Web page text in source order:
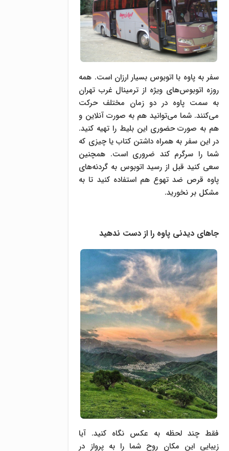
سفر به پاوه با اتوبوس بسیار ارزان است. همه
روزه اتوبوس‌های ویژه از ترمینال غرب تهران
به سمت پاوه در دو زمان مختلف حرکت
می‌کنند. شما می‌توانید هم به صورت آنلاین و
هم به صورت حضوری این بلیط را تهیه کنید.
در این سفر به همراه داشتن کتاب یا چیزی که
شما را سرگرم کند ضروری است. همچنین
سعی کنید قبل از رسید اتوبوس به گردنه‌های
پاوه قرص ضد تهوع هم استفاده کنید تا به
مشکل‌ بر نخورید.
جاهای دیدنی پاوه را از دست ندهید
فقط چند لحظه به عکس نگاه کنید. آیا
زیبایی این مکان روح شما را به پرواز در